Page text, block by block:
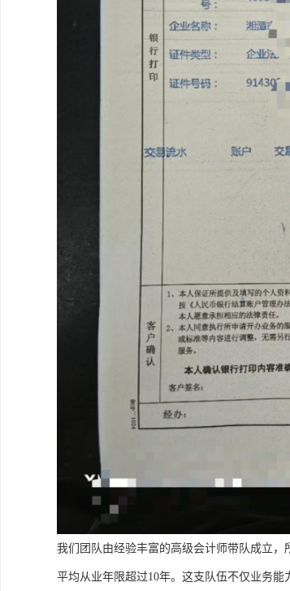
我们团队由经验丰富的高级会计师带队成立，
平均从业年限超过10年。这支队伍不仅业务